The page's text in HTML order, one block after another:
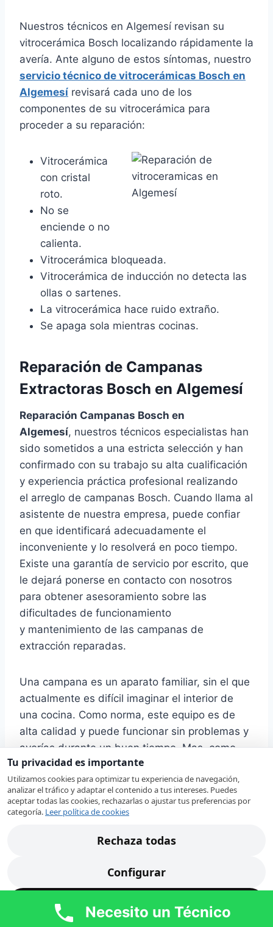
Nuestros técnicos en Algemesí revisan su
vitrocerámica Bosch localizando rápidamente la
avería. Ante alguno de estos síntomas, nuestro
servicio técnico de vitrocerámicas Bosch en
Algemesí revisará cada uno de los
componentes de su vitrocerámica para
proceder a su reparación:
Vitrocerámica
con cristal
roto.
No se
enciende o no
calienta.
Vitrocerámica bloqueada.
Vitrocerámica de inducción no detecta las
ollas o sartenes.
La vitrocerámica hace ruido extraño.
Se apaga sola mientras cocinas.
Reparación de Campanas
Extractoras Bosch en Algemesí
Reparación Campanas Bosch en
Algemesí, nuestros técnicos especialistas han
sido sometidos a una estricta selección y han
confirmado con su trabajo su alta cualificación
y experiencia práctica profesional realizando
el arreglo de campanas Bosch. Cuando llama al
asistente de nuestra empresa, puede confiar
en que identificará adecuadamente el
inconveniente y lo resolverá en poco tiempo.
Existe una garantía de servicio por escrito, que
le dejará ponerse en contacto con nosotros
para obtener asesoramiento sobre las
dificultades de funcionamiento
y mantenimiento de las campanas de
extracción reparadas.
Una campana es un aparato familiar, sin el que
actualmente es difícil imaginar el interior de
una cocina. Como norma, este equipo es de
alta calidad y puede funcionar sin problemas y
averías durante un buen tiempo. Mas, como
cualquier otro dispositivo, tarde o temprano, las
campanas de extracción pueden requerir una
revisión por un profesional capacitado.
Nuestros técnicos en Algemesí revisan su
rápidamente la avería. Ante alguno de estos
servicio técnico de
revisará cada uno de los componentes de su
Tu privacidad es importante
Utilizamos cookies para optimizar tu experiencia de navegación,
analizar el tráfico y adaptar el contenido a tus intereses. Puedes
aceptar todas las cookies, rechazarlas o ajustar tus preferencias por
categoría. Leer política de cookies
Rechaza todas
Configurar
Acepta todas
Necesito un Técnico